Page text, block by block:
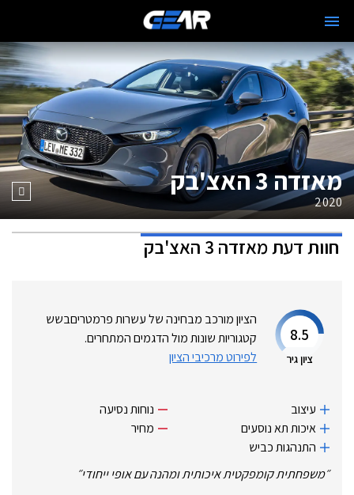
מאזדה 3 האצ'בק
2020
חוות דעתמאזדה 3 האצ'בק
8.5
ציון גיר
הציון מורכב מבחינה של עשרות פרמטריםבשש
קטגוריות שונות מול הדגמים המתחרים.
לפירוט מרכיבי הציון
עיצוב
איכות תא נוסעים
התנהגות כביש
נוחות נסיעה
מחיר
״משפחתית קומפקטית איכותית ומהנה עם אופי ייחודי״